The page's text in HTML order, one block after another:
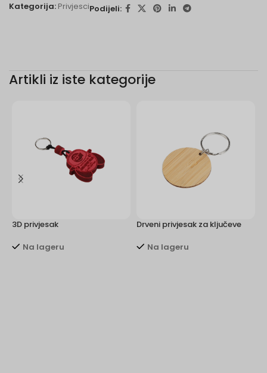
Kategorija: PrivjesciPodijeli:
Artikli iz iste kategorije
3D privjesak
Na lageru
Drveni privjesak za ključeve
Na lageru